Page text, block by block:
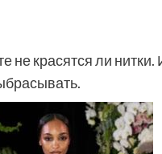
не красятся ли нитки.